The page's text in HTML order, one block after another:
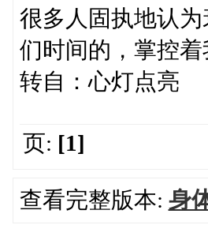
很多人固执地认
们时间的，掌控
转自：心灯点亮
页: [1]
查看完整版本: 身